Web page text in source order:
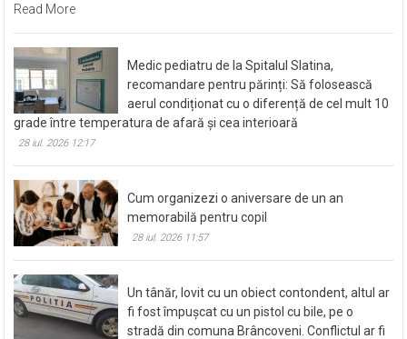
Read More
Medic pediatru de la Spitalul Slatina,
recomandare pentru părinți: Să folosească
aerul condiționat cu o diferență de cel mult 10
grade între temperatura de afară și cea interioară
28 iul. 2026 12:17
Cum organizezi o aniversare de un an
memorabilă pentru copil
28 iul. 2026 11:57
Un tânăr, lovit cu un obiect contondent, altul ar
fi fost împușcat cu un pistol cu bile, pe o
stradă din comuna Brâncoveni. Conflictul ar fi